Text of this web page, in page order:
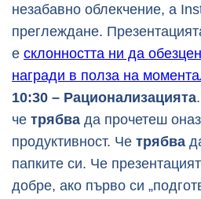
незабавно облекчение, а
преглеждане.
е склонността ни да
награди в полза на
10:30 – Рационализацията
че трябва да прочетеш
продуктивност. Че трябва
папките си. Че
добре, ако първо си